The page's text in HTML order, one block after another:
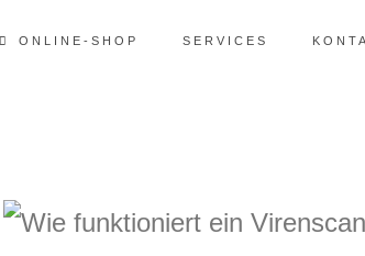
ONLINE-SHOP SERVICES